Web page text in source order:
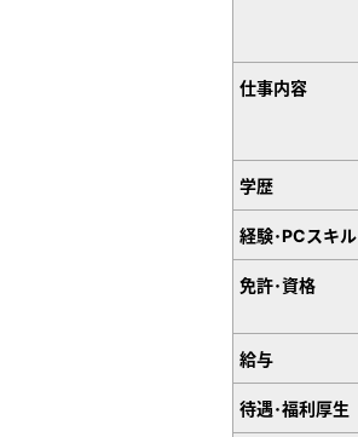
仕事内容
学歴
経験･PCスキル
免許･資格
給与
待遇･福利厚生